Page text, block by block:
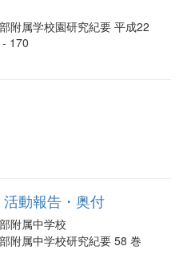
附属学校園研究紀要 平成22
170
動報告・奥付
附属中学校
附属中学校研究紀要 58 巻